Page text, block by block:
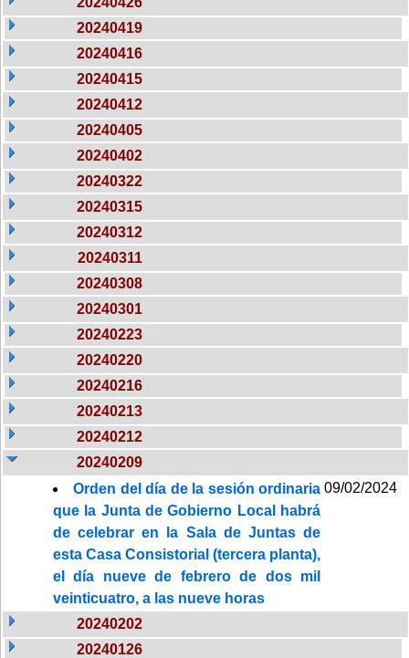
20240419
20240416
20240415
20240412
20240405
20240402
20240322
20240315
20240312
20240311
20240308
20240301
20240223
20240220
20240216
20240213
20240212
20240209
Orden del día de la sesión ordinaria
que la Junta de Gobierno Local habrá
de celebrar en la Sala de Juntas de
esta Casa Consistorial (tercera planta),
el día nueve de febrero de dos mil
veinticuatro, a las nueve horas
09/02/2024
20240202
20240126